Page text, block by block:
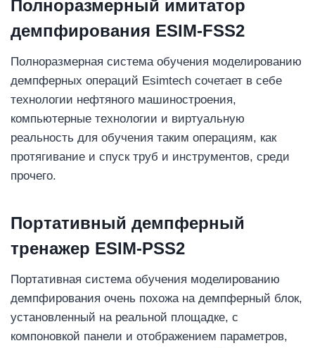
Полноразмерный имитатор
демпфирования ESIM-FSS2
Полноразмерная система обучения моделированию
демпферных операций Esimtech сочетает в себе
технологии нефтяного машиностроения,
компьютерные технологии и виртуальную
реальность для обучения таким операциям, как
протягивание и спуск труб и инструментов, среди
прочего.
Портативный демпферный
тренажер ESIM-PSS2
Портативная система обучения моделированию
демпфирования очень похожа на демпферный блок,
установленный на реальной площадке, с
компоновкой панели и отображением параметров,